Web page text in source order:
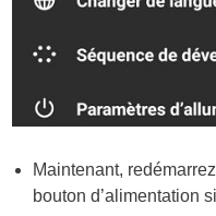
Maintenant,
bouton d’alimentation